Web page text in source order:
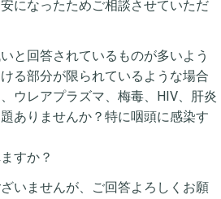
になったためご相談させていただ
と回答されているものが多いよう
る部分が限られているような場合
ウレアプラズマ、梅毒、HIV、肝炎
ありませんか？特に咽頭に感染す
すか？
いませんが、ご回答よろしくお願